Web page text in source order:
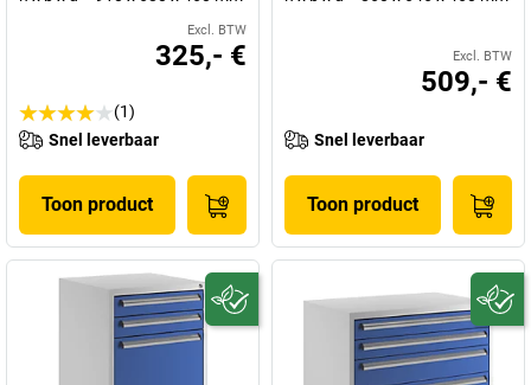
Excl. BTW
325,- €
(1)
Snel leverbaar
Toon product
Excl. BTW
509,- €
Snel leverbaar
Toon product